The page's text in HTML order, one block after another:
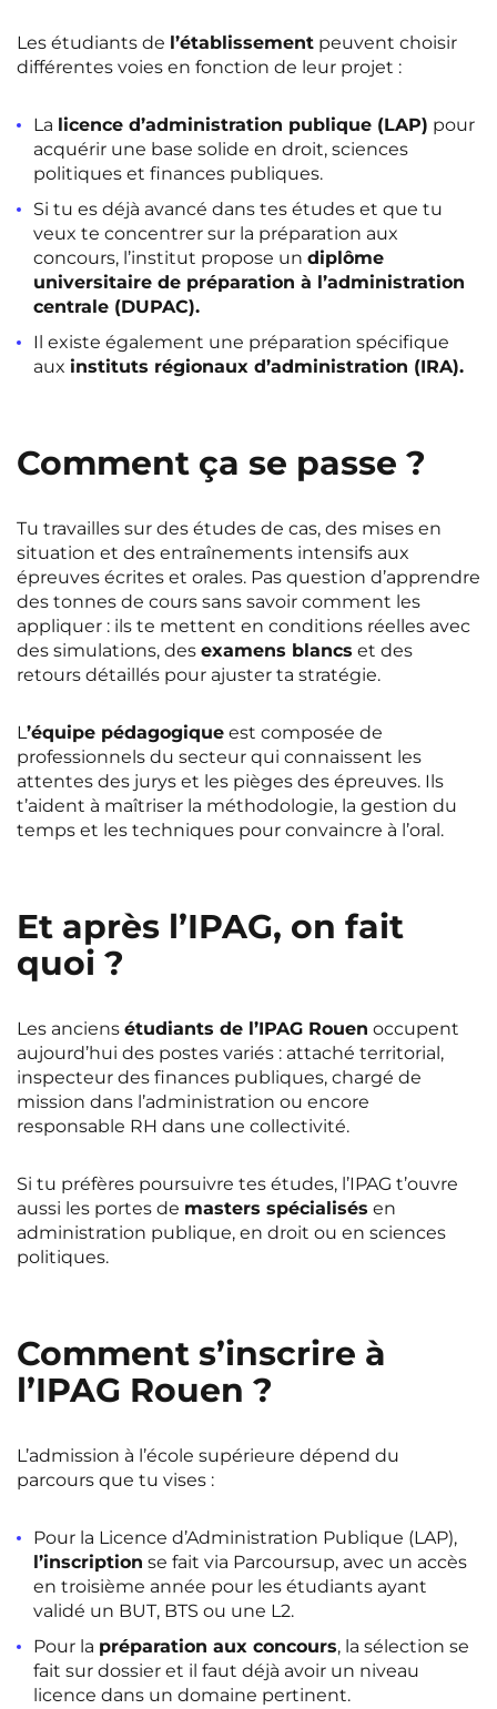
Voir toutes les villes
Les étudiants de l’établissement peuvent choisir
différentes voies en fonction de leur projet :
La licence d’administration publique (LAP) pour
acquérir une base solide en droit, sciences
politiques et finances publiques.
Si tu es déjà avancé dans tes études et que tu
veux te concentrer sur la préparation aux
concours, l’institut propose un diplôme
universitaire de préparation à l’administration
centrale (DUPAC).
Il existe également une préparation spécifique
aux instituts régionaux d’administration (IRA).
Comment ça se passe ?
Tu travailles sur des études de cas, des mises en
situation et des entraînements intensifs aux
épreuves écrites et orales. Pas question d’apprendre
des tonnes de cours sans savoir comment les
appliquer : ils te mettent en conditions réelles avec
des simulations, des examens blancs et des
retours détaillés pour ajuster ta stratégie.
L’équipe pédagogique est composée de
professionnels du secteur qui connaissent les
attentes des jurys et les pièges des épreuves. Ils
t’aident à maîtriser la méthodologie, la gestion du
temps et les techniques pour convaincre à l’oral.
Et après l’IPAG, on fait
quoi ?
Les anciens étudiants de l’IPAG Rouen occupent
aujourd’hui des postes variés : attaché territorial,
inspecteur des finances publiques, chargé de
mission dans l’administration ou encore
responsable RH dans une collectivité.
Si tu préfères poursuivre tes études, l’IPAG t’ouvre
aussi les portes de masters spécialisés en
administration publique, en droit ou en sciences
politiques.
Comment s’inscrire à
l’IPAG Rouen ?
L’admission à l’école supérieure dépend du
parcours que tu vises :
Pour la Licence d’Administration Publique (LAP),
l’inscription se fait via Parcoursup, avec un accès
en troisième année pour les étudiants ayant
validé un BUT, BTS ou une L2.
Pour la préparation aux concours, la sélection se
fait sur dossier et il faut déjà avoir un niveau
licence dans un domaine pertinent.